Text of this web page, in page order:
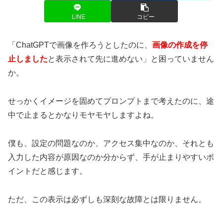
LINE コピー
「ChatGPTで画像を作ろうとしたのに、 画像の作成を停
止しましたと表示されて先に進めない」と困っていません
か。
せっかくイメージを固めてプロンプトまで考えたのに、途
中で止まるとかなりモヤモヤしますよね。
僕も、設定の問題なのか、アクセス集中なのか、それとも
入力した内容が原因なのか分からず、手が止まりやすいポ
イントだと感じます。
ただ、この表示は必ずしも深刻な故障とは限りません。